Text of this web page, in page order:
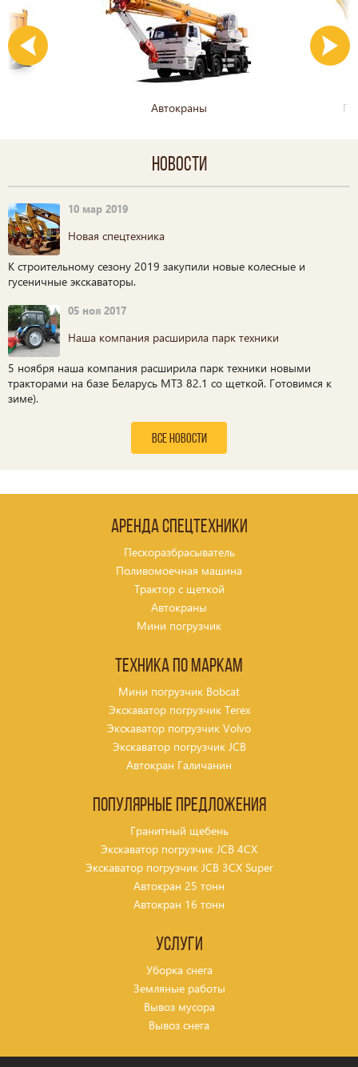
Автокраны
Новости
10 мар 2019
Новая спецтехника
К строительному сезону 2019 закупили новые колесные и
гусеничные экскаваторы.
05 ноя 2017
Наша компания расширила парк техники
5 ноября наша компания расширила парк техники новыми
тракторами на базе Беларусь МТЗ 82.1 со щеткой. Готовимся к
зиме).
все новости
Аренда спецтехники
Пескоразбрасыватель
Поливомоечная машина
Трактор с щеткой
Автокраны
Мини погрузчик
Техника по маркам
Мини погрузчик Bobcat
Экскаватор погрузчик Terex
Экскаватор погрузчик Volvo
Экскаватор погрузчик JCB
Автокран Галичанин
Популярные предложения
Гранитный щебень
Экскаватор погрузчик JCB 4CX
Экскаватор погрузчик JCB 3CX Super
Автокран 25 тонн
Автокран 16 тонн
Услуги
Уборка снега
Земляные работы
Вывоз мусора
Вывоз снега